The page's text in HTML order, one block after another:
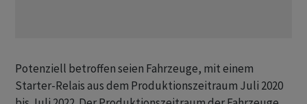
Potenziell betroffen seien Fahrzeuge, mit einem
Starter-Relais aus dem Produktionszeitraum Juli 2020